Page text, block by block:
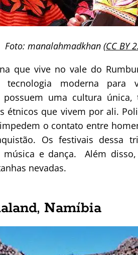
Foto: manalahmadkhan (CC BY
que vive no vale do
tecnologia moderna para
possuem uma cultura única,
étnicos que vivem por ali.
o contato entre
Os festivais dessa
música e dança. Além
nevadas.
Namíbia